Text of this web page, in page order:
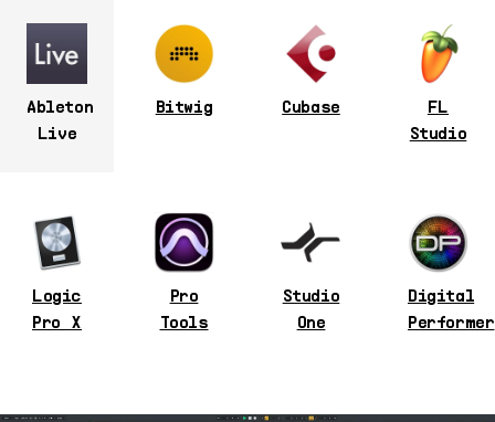
Ableton
Live
Bitwig Cubase
FL
Studio
Logic
Pro X
Pro
Tools
Studio
One
Digital
Performer